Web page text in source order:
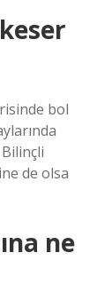
bol
de olsa
ne